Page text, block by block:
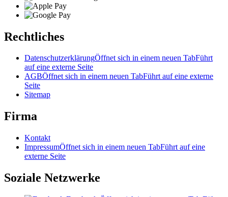
Rechtliches
DatenschutzerklärungÖffnet sich in einem neuen TabFührt
auf eine externe Seite
AGBÖffnet sich in einem neuen TabFührt auf eine externe
Seite
Sitemap
Firma
Kontakt
ImpressumÖffnet sich in einem neuen TabFührt auf eine
externe Seite
Soziale Netzwerke